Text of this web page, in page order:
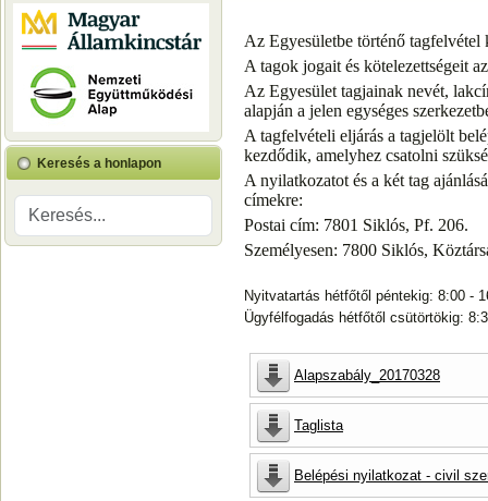
Keresés a honlapon
Az Egyesületbe történő tagfelvétel
A tagok jogait és kötelezettségeit
Az Egyesület tagjainak nevét,
alapján a jelen egységes
A tagfelvételi eljárás a tagjelölt
kezdődik, amelyhez csatolni
A nyilatkozatot és a két tag
címekre:
Postai cím: 7801 Siklós, Pf. 206.
Személyesen: 7800 Siklós,
Nyitvatartás hétfőtől péntekig: 8:00 -
Ügyfélfogadás hétfőtől csütörtökig:
Alapszabály_20170328
Taglista
Belépési nyilatkozat - civil